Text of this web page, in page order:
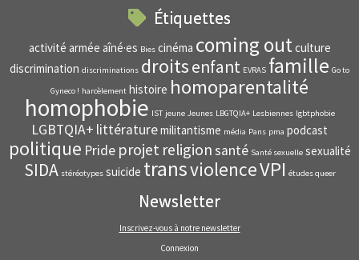
Étiquettes
activité armée aîné·es Bies cinéma coming outculture
discrimination discriminations droitsenfant EVRAS famille Go to
Gyneco ! harcèlement histoire homoparentalité
homophobie IST jeune Jeunes LBGTQIA+ Lesbiennes lgbtphobie
LGBTQIA+ littératuremilitantisme média Pans pma podcast
politique Pride projet religionsanté Santé sexuelle sexualité
SIDA stéréotypes suicide transviolenceVPI études queer
Newsletter
Inscrivez-vous à notre newsletter
Connexion